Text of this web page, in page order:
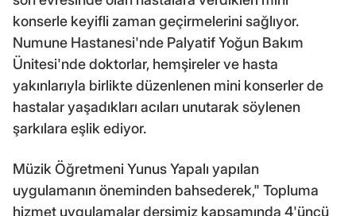
konserle keyifli zaman geçirmelerini sağlıyor.
Numune Hastanesi'nde Palyatif Yoğun Bakım
Ünitesi'nde doktorlar, hemşireler ve hasta
yakınlarıyla birlikte düzenlenen mini konserler de
hastalar yaşadıkları acıları unutarak söylenen
şarkılara eşlik ediyor.
Müzik Öğretmeni Yunus Yapalı yapılan
uygulamanın öneminden bahsederek," Topluma
hizmet uygulamalar dersimiz kapsamında 4'üncü